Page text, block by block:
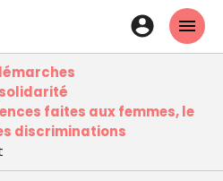
contenu
principal
En-
tête
faites aux femmes, le
discriminations